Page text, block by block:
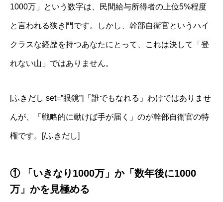
1000万」という数字は、民間給与所得者の上位5%程度
と言われる狭き門です。しかし、幹部自衛官というハイ
クラスな経歴を持つあなたにとって、これは決して「登
れない山」ではありません。
[ふきだし set=”眼鏡”]「誰でもなれる」わけではありませ
んが、「戦略的に動けば手が届く」のが幹部自衛官の特
権です。[/ふきだし]
① 「いきなり1000万」か「数年後に1000
万」かを見極める